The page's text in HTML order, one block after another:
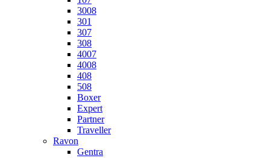
3008
301
307
308
4007
4008
408
508
Boxer
Expert
Partner
Traveller
Ravon
Gentra